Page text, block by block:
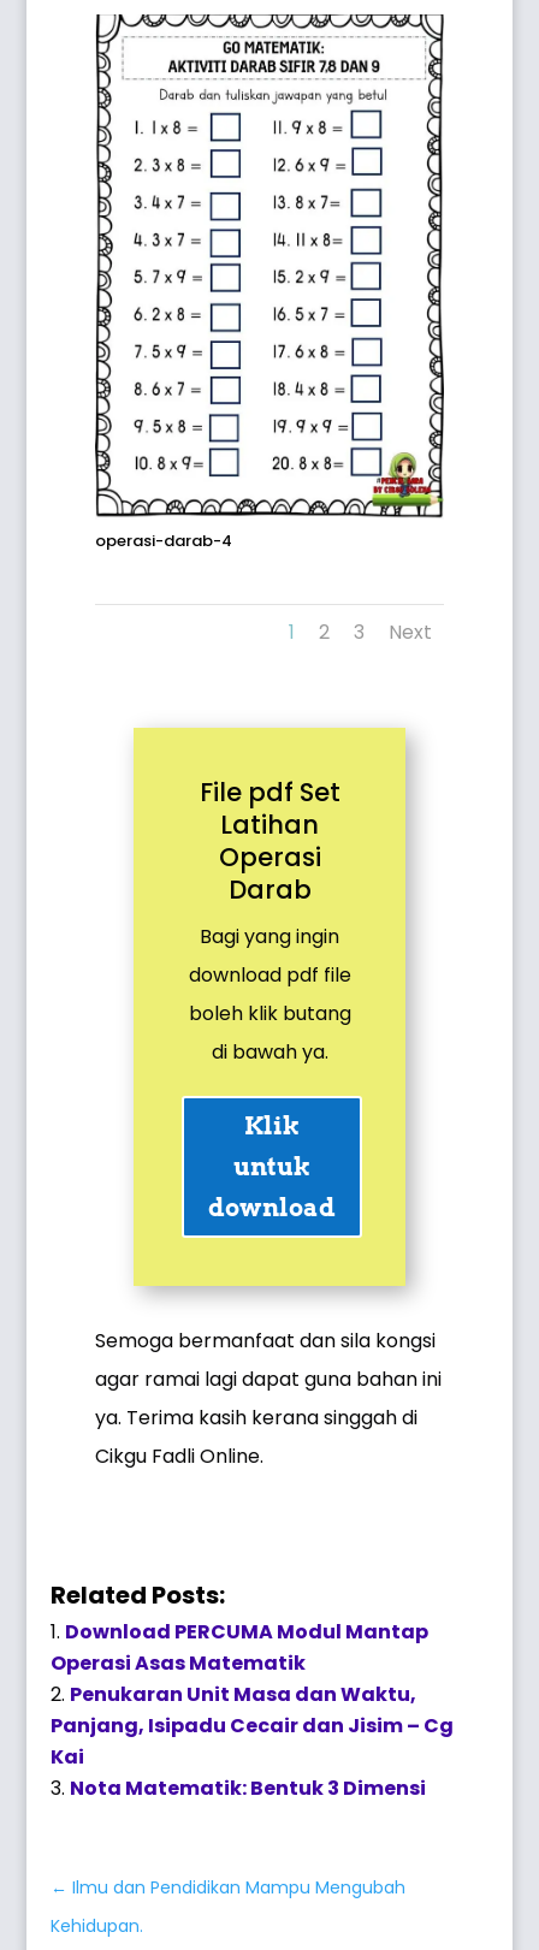
operasi-darab-4
1 2 3 Next
File pdf Set
Latihan
Operasi
Darab
Bagi yang ingin
download pdf file
boleh klik butang
di bawah ya.
Klik
untuk
download
Semoga bermanfaat dan sila kongsi
agar ramai lagi dapat guna bahan ini
ya. Terima kasih kerana singgah di
Cikgu Fadli Online.
Related Posts:
Download PERCUMA Modul Mantap
Operasi Asas Matematik
Penukaran Unit Masa dan Waktu,
Panjang, Isipadu Cecair dan Jisim – Cg
Kai
Nota Matematik: Bentuk 3 Dimensi
←Ilmu dan Pendidikan Mampu Mengubah
Kehidupan.